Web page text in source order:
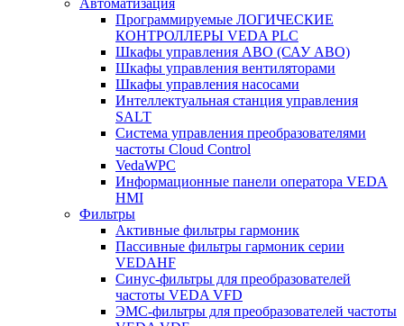
Автоматизация
Программируемые ЛОГИЧЕСКИЕ
КОНТРОЛЛЕРЫ VEDA PLC
Шкафы управления АВО (САУ АВО)
Шкафы управления вентиляторами
Шкафы управления насосами
Интеллектуальная станция управления
SALT
Система управления преобразователями
частоты Cloud Control
VedaWPC
Информационные панели оператора VEDA
HMI
Фильтры
Активные фильтры гармоник
Пассивные фильтры гармоник серии
VEDAHF
Синус-фильтры для преобразователей
частоты VEDA VFD
ЭМС-фильтры для преобразователей частоты